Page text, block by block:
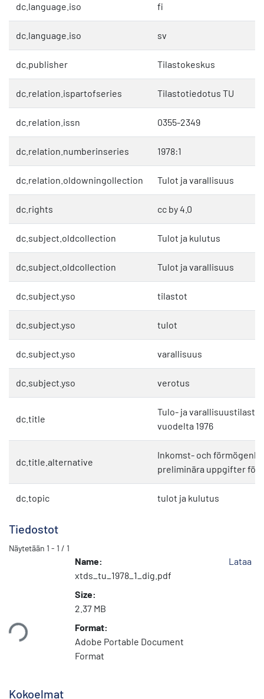
dc.language.iso fi
dc.language.iso sv
dc.publisher Tilastokeskus
dc.relation.ispartofseries Tilastotiedotus TU
dc.relation.issn 0355-2349
dc.relation.numberinseries 1978:1
dc.relation.oldowningollection Tulot ja varallisuus
dc.rights cc by 4.0
dc.subject.oldcollection Tulot ja kulutus
dc.subject.oldcollection Tulot ja varallisuus
dc.subject.yso tilastot
dc.subject.yso tulot
dc.subject.yso varallisuus
dc.subject.yso verotus
dc.title
Tulo- ja
vuodelta 1976
dc.title.alternative
Inkomst- och
preliminära uppgifter för
dc.topic tulot ja kulutus
Tiedostot
Näytetään 1 - 1 / 1
Name:
xtds_tu_1978_1_dig.pdf
Size:
2.37 MB
Format:
Adobe Portable Document
Format
Lataa
Kokoelmat